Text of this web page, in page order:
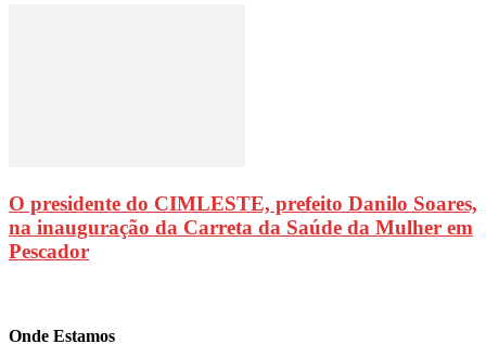
O presidente do CIMLESTE, prefeito Danilo Soares,
na inauguração da Carreta da Saúde da Mulher em
Pescador
Onde Estamos